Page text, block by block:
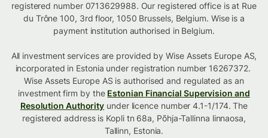
registered number 0713629988. Our registered office is at Rue
du Trône 100, 3rd floor, 1050 Brussels, Belgium. Wise is a
payment institution authorised in Belgium.
All investment services are provided by Wise Assets Europe AS,
incorporated in Estonia under registration number 16267372.
Wise Assets Europe AS is authorised and regulated as an
investment firm by the Estonian Financial Supervision and
Resolution Authority under licence number 4.1-1/174. The
registered address is Kopli tn 68a, Põhja-Tallinna linnaosa,
Tallinn, Estonia.